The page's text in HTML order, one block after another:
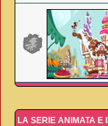
LA SERIE ANIMATA E